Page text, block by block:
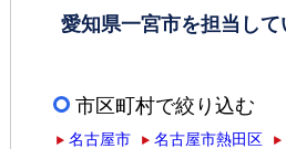
愛知県一宮市を担当して
市区町村で絞り込む
名古屋市 名古屋市熱田区